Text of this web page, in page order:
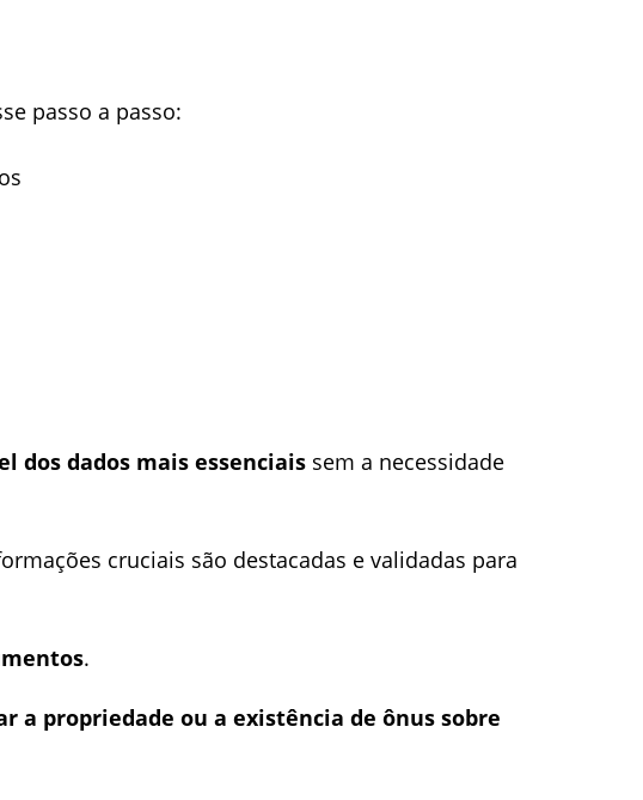
passo a passo:
dos dados mais essenciais sem a necessidade
cruciais são destacadas e validadas para
.
a propriedade ou a existência de ônus sobre